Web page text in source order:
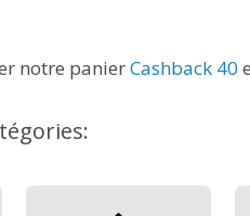
notre panierCashback 40